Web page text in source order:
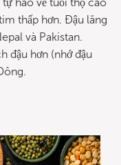
thấp hơn. Đậu lăng
và Pakistan.
đậu hơn (nhớ đậu